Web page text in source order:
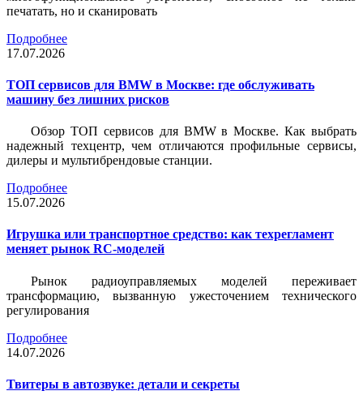
печатать, но и сканировать
Подробнее
17.07.2026
ТОП сервисов для BMW в Москве: где обслуживать
машину без лишних рисков
Обзор ТОП сервисов для BMW в Москве. Как выбрать
надежный техцентр, чем отличаются профильные сервисы,
дилеры и мультибрендовые станции.
Подробнее
15.07.2026
Игрушка или транспортное средство: как техрегламент
меняет рынок RC-моделей
Рынок радиоуправляемых моделей переживает
трансформацию, вызванную ужесточением технического
регулирования
Подробнее
14.07.2026
Твитеры в автозвуке: детали и секреты